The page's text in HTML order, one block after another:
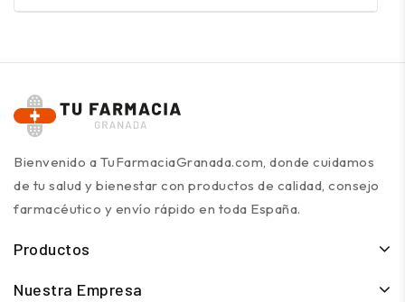
Bienvenido a TuFarmaciaGranada.com, donde cuidamos
de tu salud y bienestar con productos de calidad, consejo
farmacéutico y envío rápido en toda España.
Productos
Nuestra Empresa